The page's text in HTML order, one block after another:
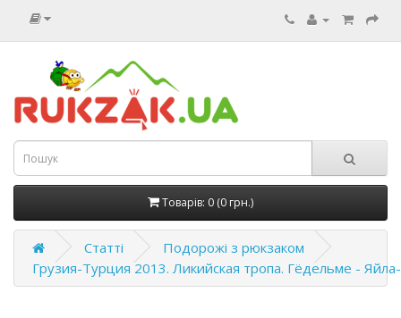
Товарів: 0 (0 грн.)
Статті
Подорожі з рюкзаком
Грузия-Турция 2013. Ликийская тропа. Гёдельме -